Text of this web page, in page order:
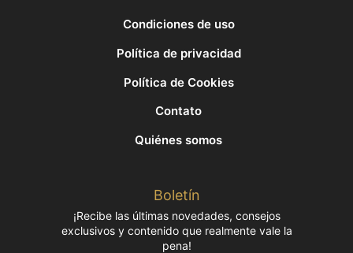
Condiciones de uso
Política de privacidad
Política de Cookies
Contato
Quiénes somos
Boletín
¡Recibe las últimas novedades, consejos
exclusivos y contenido que realmente vale la
pena!